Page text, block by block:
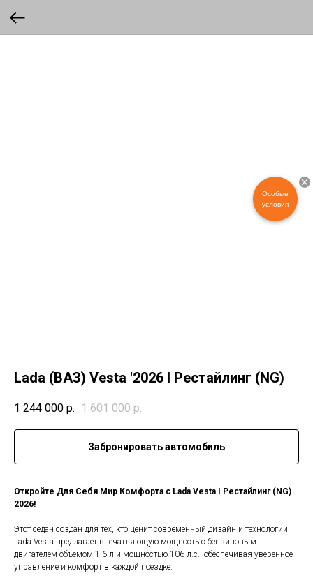
Lada (ВАЗ) Vesta '2026 I Рестайлинг (NG)
1 244 000 р. 1 601 000 р.
Забронировать автомобиль
Откройте Для Себя Мир Комфорта с Lada Vesta I Рестайлинг (NG)
2026!
Этот седан создан для тех, кто ценит современный дизайн и технологии.
Lada Vesta предлагает впечатляющую мощность с бензиновым
двигателем объёмом 1,6 л и мощностью 106 л.с., обеспечивая уверенное
управление и комфорт в каждой поездке.
Особые
условия